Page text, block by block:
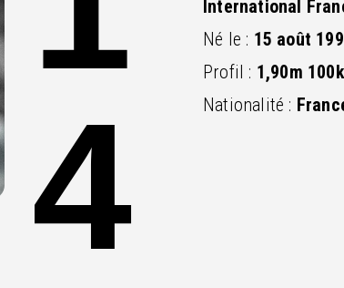
4
International
Né le : 15 août
Profil : 1,90m
Nationalité :